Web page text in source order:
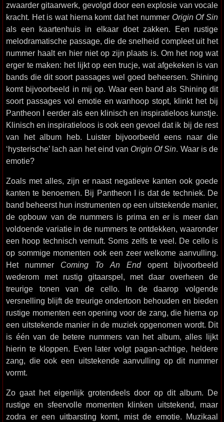
zwaarder gitaarwerk, gevolgd door een explosie van vocale
kracht. Het is wat hierna komt dat het nummer Origin Of Sin
als een kaartenhuis in elkaar doet zakken. Een rustige
melodramatische passage, die de snelheid compleet uit het
nummer haalt en hier niet op zijn plaats is. Om het nog wat
erger te maken: het lijkt op een trucje, wat afgekeken is van
bands die dit soort passages wel goed beheersen. Shining
komt bijvoorbeeld in mij op. Waar een band als Shining dit
soort passages vol emotie en wanhoop stopt, klinkt het bij
Pantheon I eerder als een klinisch en inspiratieloos kunstje.
Klinisch en inspiratieloos is ook een gevoel dat ik bij de rest
van het album heb. Luister bijvoorbeeld eens naar die
‘hysterische’ lach aan het eind van Origin Of Sin. Waar is de
emotie?
Zoals met alles, zijn er naast negatieve kanten ook goede
kanten te benoemen. Bij Pantheon I is dat de techniek. De
band beheerst hun instrumenten op een uitstekende manier,
de opbouw van de nummers is prima en er is meer dan
voldoende variatie in de nummers te ontdekken, waaronder
een hoop technisch vernuft. Soms zelfs te veel. De cello is
op sommige momenten ook een zeer welkome aanvulling.
Het nummer Coming To An Endopent bijvoorbeeld
wederom met rustig gitaarspel, met daar overheen de
treurige tonen van de cello. In de daarop volgende
versnelling blijft de treurige ondertoon behouden en bieden
rustige momenten een opening voor de zang, die hierna op
een uitstekende manier in de muziek opgenomen wordt. Dit
is één van de betere nummers van het album, alles lijkt
hierin te kloppen. Even later volgt pagan-achtige, heldere
zang, die ook een uitstekende aanvulling op dit nummer
vormt.
Zo gaat het eigenlijk grotendeels door op dit album. De
rustige en sfeervolle momenten klinken uitstekend, maar
zodra er een uitbarsting komt, mist de emotie. Muzikaal